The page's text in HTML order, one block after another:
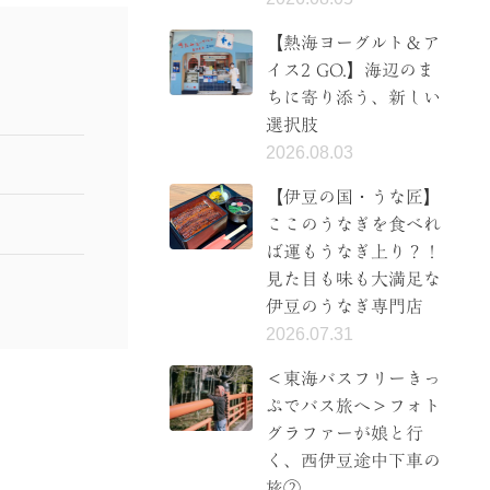
【熱海ヨーグルト＆ア
イス2 GO.】海辺のま
ちに寄り添う、新しい
選択肢
2026.08.03
【伊豆の国・うな匠】
ここのうなぎを食べれ
ば運もうなぎ上り？！
見た目も味も大満足な
伊豆のうなぎ専門店
2026.07.31
＜東海バスフリーきっ
ぷでバス旅へ＞フォト
グラファーが娘と行
く、西伊豆途中下車の